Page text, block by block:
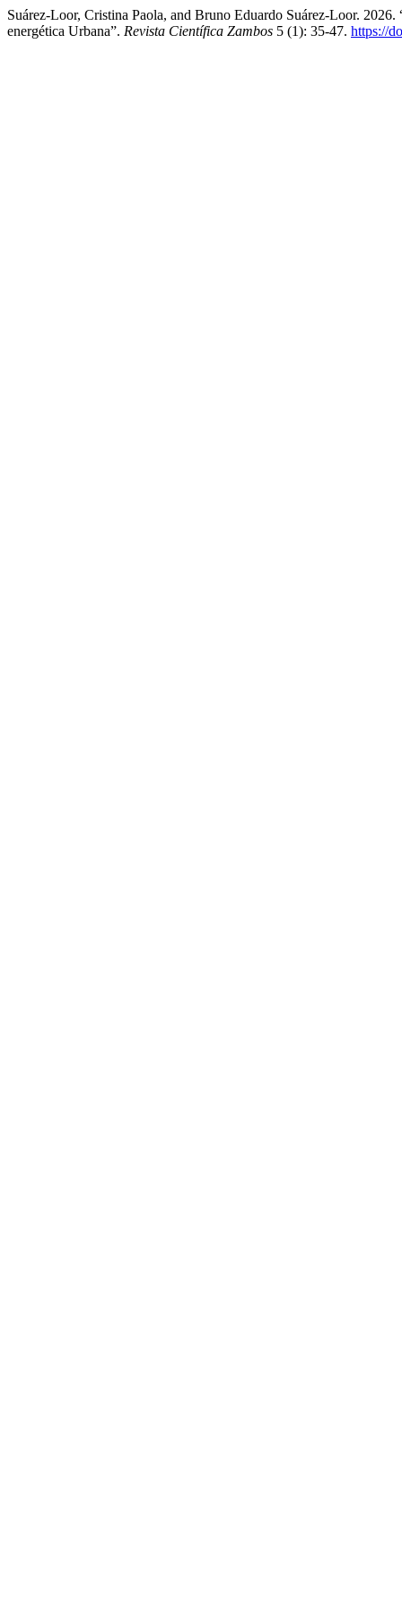
Suárez-Loor, Cristina Paola, and Bruno Eduardo Suárez-Loor.
energética Urbana”. Revista Científica Zambos 5 (1): 35-47. https://